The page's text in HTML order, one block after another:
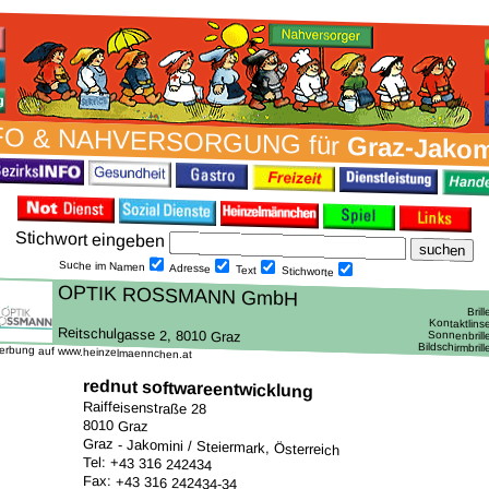
& NAH­VER­SORG­UNG fürGraz-
Stich­wort ein­geben
Suche im Namen Adresse Text Stich­worte
auf www.heinzelmaennchen.at
rednut softwareentwicklung
Raiffeisenstraße 28
8010 Graz
Graz - Jakomini / Steiermark, Österreich
Tel: +43 316 242434
Fax: +43 316 242434-34